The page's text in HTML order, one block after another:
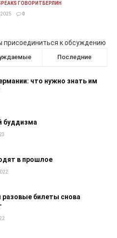
ГОВОРИТБЕРЛИН
0
присоединиться к обсуждению
Последние
что нужно знать им
буддизма
в прошлое
разовые билеты снова